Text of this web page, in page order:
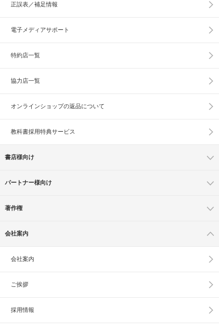
正誤表／補足情報
電子メディアサポート
特約店一覧
協力店一覧
オンラインショップの返品について
教科書採用特典サービス
書店様向け
パートナー様向け
著作権
会社案内
会社案内
ご挨拶
採用情報